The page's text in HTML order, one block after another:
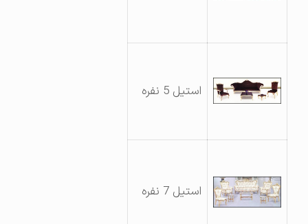
استیل 5 نفره
استیل 7 نفره